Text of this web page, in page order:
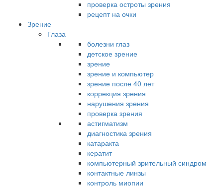
проверка остроты зрения
рецепт на очки
Зрение
Глаза
болезни глаз
детское зрение
зрение
зрение и компьютер
зрение после 40 лет
коррекция зрения
нарушения зрения
проверка зрения
астигматизм
диагностика зрения
катаракта
кератит
компьютерный зрительный синдром
контактные линзы
контроль миопии